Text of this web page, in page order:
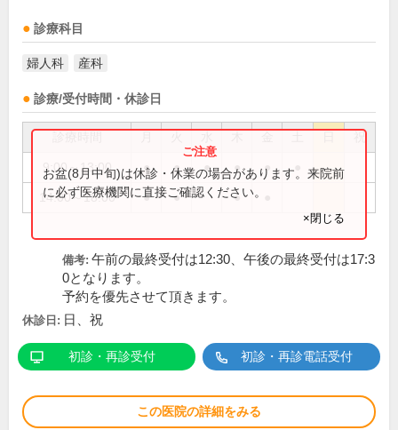
診療科目
婦人科 産科
診療/受付時間・休診日
祝
9:00～13:00 ● ● ● ● ●
14:00～18:00 ● ● ●
お盆(8月中旬)は休診・休業の場合があります。来院前
に必ず医療機関に直接ご確認ください。
×閉じる
備考: 午前の最終受付は12:30、午後の最終受付は17:3
0となります。
予約を優先させて頂きます。
休診日: 日、祝
初診・再診受付 初診・再診電話受付
この医院の詳細をみる